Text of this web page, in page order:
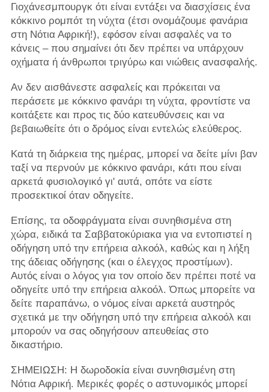
Γιοχάνεσμπουργκ ότι είναι εντάξει να διασχίσεις ένα
κόκκινο ρομπότ τη νύχτα (έτσι ονομάζουμε φανάρια
στη Νότια Αφρική!), εφόσον είναι ασφαλές να το
κάνεις – που σημαίνει ότι δεν πρέπει να υπάρχουν
οχήματα ή άνθρωποι τριγύρω και νιώθεις ανασφαλής.
Αν δεν αισθάνεστε ασφαλείς και πρόκειται να
περάσετε με κόκκινο φανάρι τη νύχτα, φροντίστε να
κοιτάξετε και προς τις δύο κατευθύνσεις και να
βεβαιωθείτε ότι ο δρόμος είναι εντελώς ελεύθερος.
Κατά τη διάρκεια της ημέρας, μπορεί να δείτε μίνι βαν
ταξί να περνούν με κόκκινο φανάρι, κάτι που είναι
αρκετά φυσιολογικό γι' αυτά, οπότε να είστε
προσεκτικοί όταν οδηγείτε.
Επίσης, τα οδοφράγματα είναι συνηθισμένα στη
χώρα, ειδικά τα Σαββατοκύριακα για να εντοπιστεί η
οδήγηση υπό την επήρεια αλκοόλ, καθώς και η λήξη
της άδειας οδήγησης (και ο έλεγχος προστίμων).
Αυτός είναι ο λόγος για τον οποίο δεν πρέπει ποτέ να
οδηγείτε υπό την επήρεια αλκοόλ. Όπως μπορείτε να
δείτε παραπάνω, ο νόμος είναι αρκετά αυστηρός
σχετικά με την οδήγηση υπό την επήρεια αλκοόλ και
μπορούν να σας οδηγήσουν απευθείας στο
δικαστήριο.
ΣΗΜΕΙΩΣΗ: Η δωροδοκία είναι συνηθισμένη στη
Νότια Αφρική. Μερικές φορές ο αστυνομικός μπορεί